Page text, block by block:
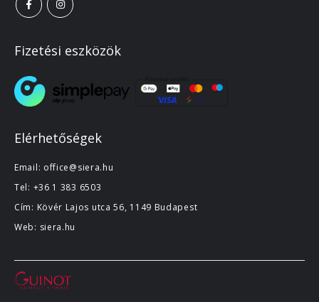
Fizetési eszközök
Elérhetőségek
Email: office@siera.hu
Tel: +36 1 383 6503
Cím: Kövér Lajos utca 56, 1149 Budapest
Web: siera.hu